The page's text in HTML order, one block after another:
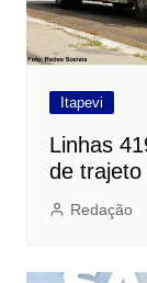
Itapevi
Linhas
de trajeto
Redação